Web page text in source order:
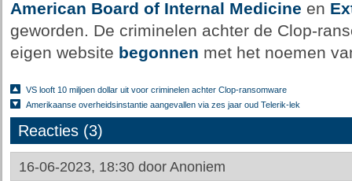
American Board of Internal Medicine en
geworden. De criminelen achter de Clop-
eigen website begonnen met het noemen
VS looft 10 miljoen dollar uit voor criminelen achter Clop-ransomware
Amerikaanse overheidsinstantie aangevallen via zes jaar oud Telerik-lek
Reacties (3)
16-06-2023, 18:30 door Anoniem